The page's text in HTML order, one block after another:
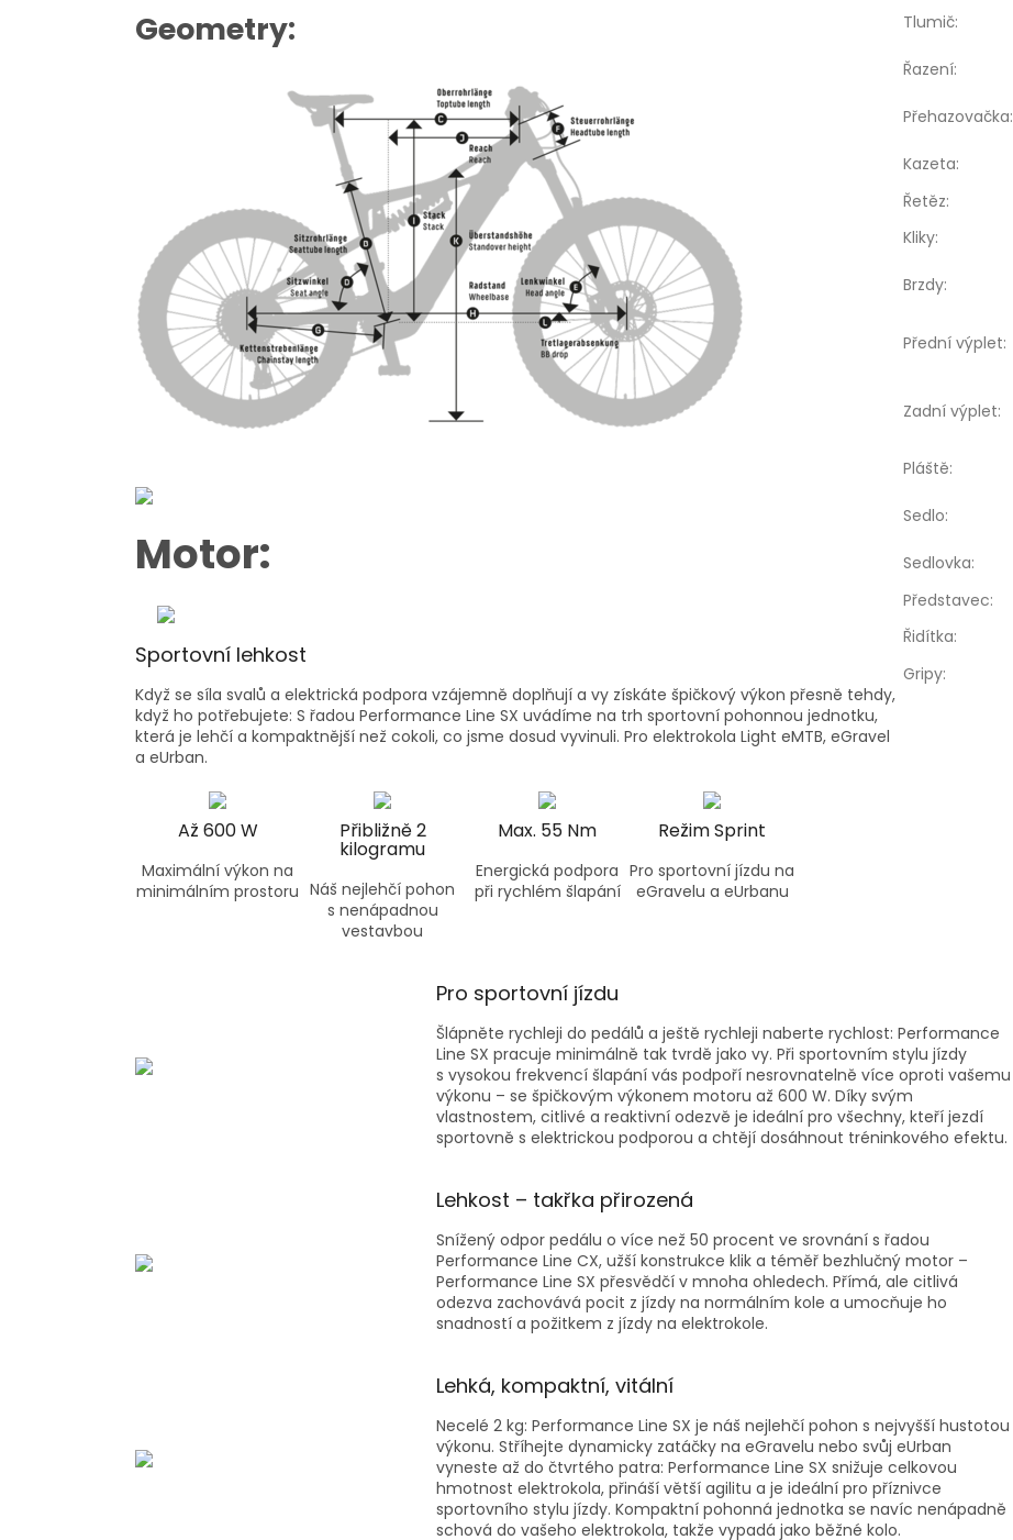
Geometry:
Motor:
Sportovní lehkost
Když se síla svalů a elektrická podpora vzájemně doplňují a vy získáte špičkový výkon přesně tehdy,
když ho potřebujete: S řadou Performance Line SX uvádíme na trh sportovní pohonnou jednotku,
která je lehčí a kompaktnější než cokoli, co jsme dosud vyvinuli. Pro elektrokola Light eMTB, eGravel
a eUrban.
Až 600 W
Maximální výkon na
minimálním prostoru
Přibližně 2
kilogramu
Náš nejlehčí pohon
s nenápadnou
vestavbou
Max. 55 Nm
Energická podpora
při rychlém šlapání
Režim Sprint
Pro sportovní jízdu na
eGravelu a eUrbanu
Pro sportovní jízdu
Šlápněte rychleji do pedálů a ještě rychleji naberte rychlost: Performance
Line SX pracuje minimálně tak tvrdě jako vy. Při sportovním stylu jízdy
s vysokou frekvencí šlapání vás podpoří nesrovnatelně více oproti vašemu
výkonu – se špičkovým výkonem motoru až 600 W. Díky svým
vlastnostem, citlivé a reaktivní odezvě je ideální pro všechny, kteří jezdí
sportovně s elektrickou podporou a chtějí dosáhnout tréninkového efektu.
Lehkost – takřka přirozená
Snížený odpor pedálu o více než 50 procent ve srovnání s řadou
Performance Line CX, užší konstrukce klik a téměř bezhlučný motor –
Performance Line SX přesvědčí v mnoha ohledech. Přímá, ale citlivá
odezva zachovává pocit z jízdy na normálním kole a umocňuje ho
snadností a požitkem z jízdy na elektrokole.
Lehká, kompaktní, vitální
Necelé 2 kg: Performance Line SX je náš nejlehčí pohon s nejvyšší hustotou
výkonu. Stříhejte dynamicky zatáčky na eGravelu nebo svůj eUrban
vyneste až do čtvrtého patra: Performance Line SX snižuje celkovou
hmotnost elektrokola, přináší větší agilitu a je ideální pro příznivce
sportovního stylu jízdy. Kompaktní pohonná jednotka se navíc nenápadně
schová do vašeho elektrokola, takže vypadá jako běžné kolo.
Tlumič:
Řazení:
Přehazovačka:
Kazeta:
Řetěz:
Kliky:
Brzdy:
Přední výplet:
Zadní výplet:
Pláště:
Sedlo:
Sedlovka:
Představec:
Řidítka:
Gripy: